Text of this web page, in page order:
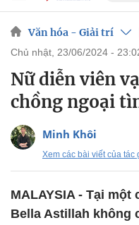
Văn hóa - Giải trí
chủ nhật, 23/06/2024 -
Nữ diễn viên
chồng ngoại
Minh Khôi
Xem các bài viết của tác
MALAYSIA - Tại
Bella Astillah không